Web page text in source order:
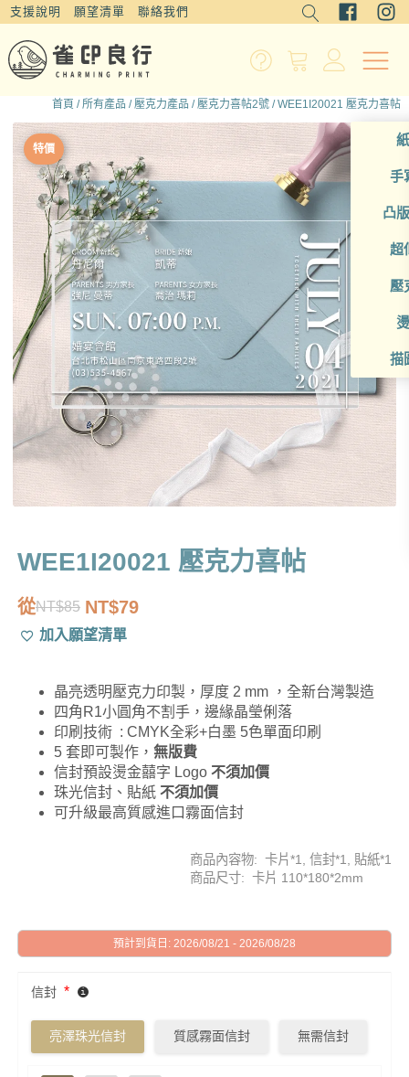
支援說明 願望清單 聯絡我們
手
凸
超
壓
描
首頁 /所有產品 /壓克力產品 /壓克力喜帖2號 / WEE1I20021 壓克力喜帖
特價
WEE1I20021 壓克力喜帖
從NT$85
原
始
格：
NT$85。
NT$79
目
前
格：
NT$79。
加入願望清單
晶亮透明壓克力印製，厚度 2 mm ，全新台灣製造
四角R1小圓角不割手，邊緣晶瑩俐落
印刷技術 : CMYK全彩+白墨 5色單面印刷
5 套即可製作， 無版費
信封預設燙金囍字 Logo 不須加價
珠光信封、貼紙 不須加價
可升級最高質感進口霧面信封
商品內容物: 卡片*1, 信封*1, 貼紙*1
商品尺寸: 卡片 110*180*2mm
預計到貨日: 2026/08/21 - 2026/08/28
信封 *
亮澤珠光信封 質感霧面信封 無需信封